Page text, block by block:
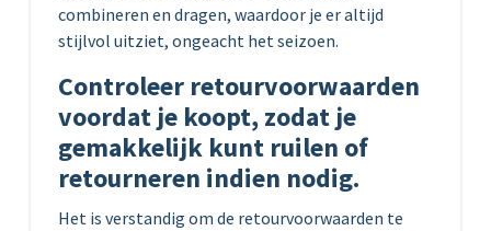
combineren en dragen, waardoor je er altijd
stijlvol uitziet, ongeacht het seizoen.
Controleer retourvoorwaarden
voordat je koopt, zodat je
gemakkelijk kunt ruilen of
retourneren indien nodig.
Het is verstandig om de retourvoorwaarden te